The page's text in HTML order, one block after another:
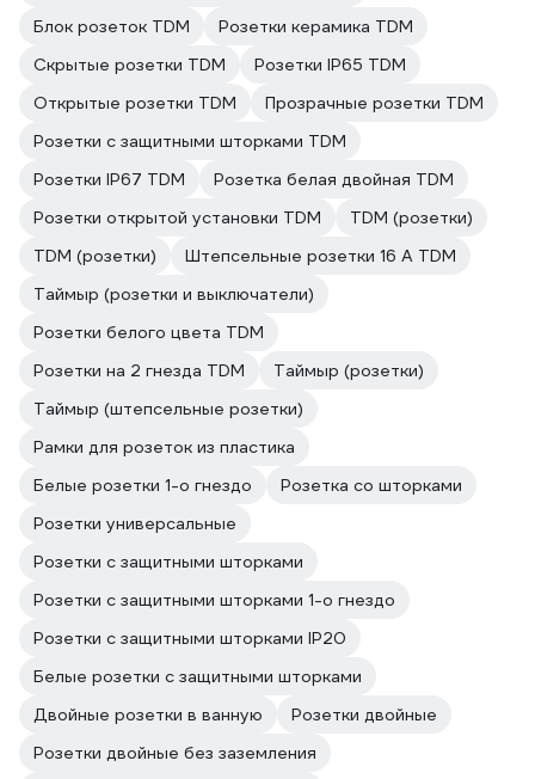
Блок розеток TDM
Розетки керамика TDM
Скрытые розетки TDM
Розетки IP65 TDM
Открытые розетки TDM
Прозрачные розетки TDM
Розетки с защитными шторками TDM
Розетки IP67 TDM
Розетка белая двойная TDM
Розетки открытой установки TDM
TDM (розетки)
TDM (розетки)
Штепсельные розетки 16 А TDM
Таймыр (розетки и выключатели)
Розетки белого цвета TDM
Розетки на 2 гнезда TDM
Таймыр (розетки)
Таймыр (штепсельные розетки)
Рамки для розеток из пластика
Белые розетки 1-о гнездо
Розетка со шторками
Розетки универсальные
Розетки с защитными шторками
Розетки с защитными шторками 1-о гнездо
Розетки с защитными шторками IP20
Белые розетки с защитными шторками
Двойные розетки в ванную
Розетки двойные
Розетки двойные без заземления